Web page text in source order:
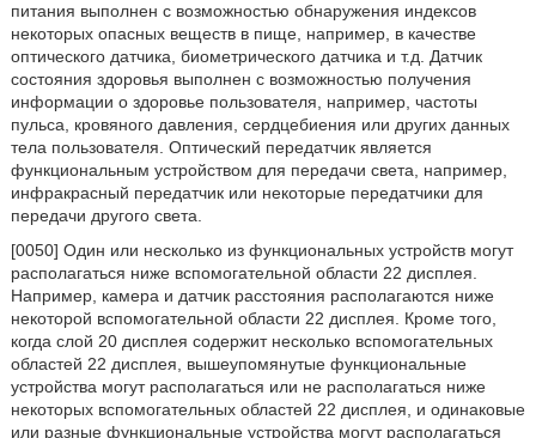
питания выполнен с возможностью обнаружения индексов
некоторых опасных веществ в пище, например, в качестве
оптического датчика, биометрического датчика и т.д. Датчик
состояния здоровья выполнен с возможностью получения
информации о здоровье пользователя, например, частоты
пульса, кровяного давления, сердцебиения или других данных
тела пользователя. Оптический передатчик является
функциональным устройством для передачи света, например,
инфракрасный передатчик или некоторые передатчики для
передачи другого света.
[0050] Один или несколько из функциональных устройств могут
располагаться ниже вспомогательной области 22 дисплея.
Например, камера и датчик расстояния располагаются ниже
некоторой вспомогательной области 22 дисплея. Кроме того,
когда слой 20 дисплея содержит несколько вспомогательных
областей 22 дисплея, вышеупомянутые функциональные
устройства могут располагаться или не располагаться ниже
некоторых вспомогательных областей 22 дисплея, и одинаковые
или разные функциональные устройства могут располагаться